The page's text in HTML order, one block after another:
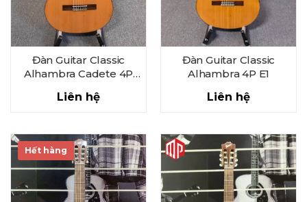
Đàn Guitar Classic
Alhambra Cadete 4P
Liên hệ
Đàn Guitar Classic
Alhambra 4P E1
Liên hệ
Hết hàng